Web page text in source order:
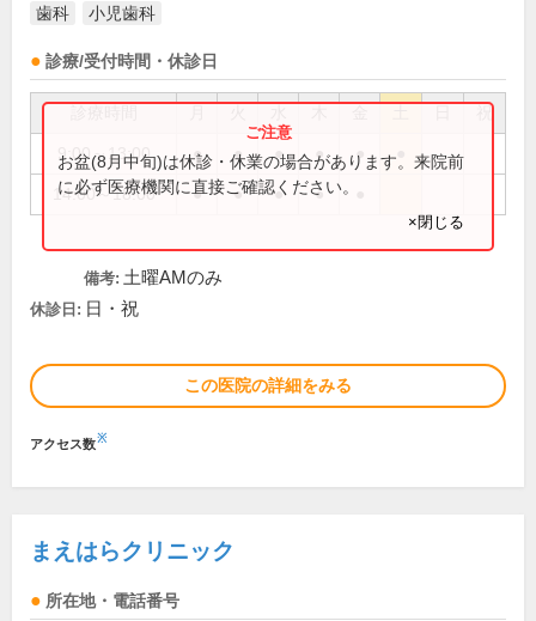
歯科 小児歯科
診療/受付時間・休診日
祝
9:00～13:00 ● ● ● ● ●
14:00～18:00 ● ● ● ●
お盆(8月中旬)は休診・休業の場合があります。来院前
に必ず医療機関に直接ご確認ください。
×閉じる
備考: 土曜AMのみ
休診日: 日・祝
この医院の詳細をみる
アクセス数※
まえはらクリニック
所在地・電話番号